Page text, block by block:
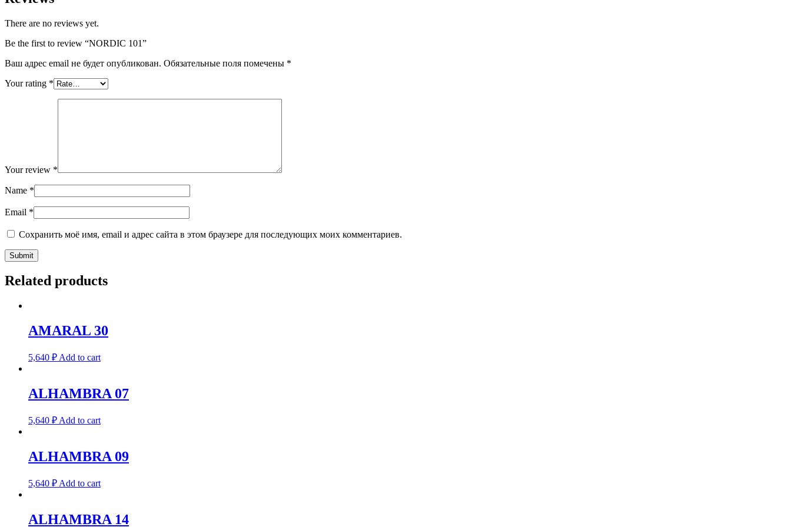
There are no reviews yet.
Be the first to review “NORDIC 101”
Ваш адрес email не будет опубликован. Обязательные поля помечены *
Your rating *
Your review *
Name *
Email *
Сохранить моё имя, email и адрес сайта в этом браузере для последующих моих комментариев.
Related products
AMARAL 30
5,640 ₽ Add to cart
ALHAMBRA 07
5,640 ₽ Add to cart
ALHAMBRA 09
5,640 ₽ Add to cart
ALHAMBRA 14